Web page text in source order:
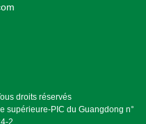
droits réservés
supérieure-PIC du Guangdong n°